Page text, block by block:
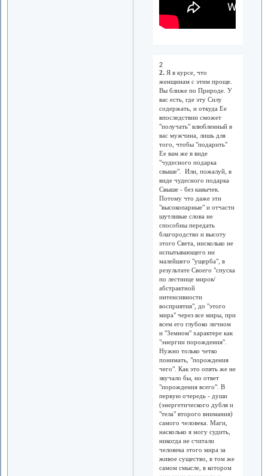
2
2. Я в курсе, что
женщинам с этим проще.
Вы ближе по Природе. У
вас есть, где эту Силу
содержать, и откуда Ее
впоследствии сможет
"получать" влюбленный в
вас мужчина, лишь для
того, чтобы "подарить"
Ее вам же в виде
"чудесного подарка
свыше". Или, пожалуй, в
виде чудесного подарка
Свыше - без кавычек.
Потому что даже эти
"высокопарные" и отчасти
шутливые слова не
способны передать
благородство и высоту
этого Света, нисколько не
испытывающего ни
малейшего "ущерба", в
результате Своего "спуска
по лестнице миров/
абстрактной
интенсивности
восприятия", до "этого
мира" через все миры, при
всем его глубоко личном
и "Земном" характере как
"энергии порождения".
Нужно только четко
понимать, "порождения
чего". Как это опять же не
звучало бы, но ответ
"порождения всего". В
первую очередь - души
(энергетического дубля и
"тела" второго внимания)
самого человека. Маги,
насколько я могу судить,
никогда не считали
человека этого мира за
живое существо, в том же
самом смысле, в котором